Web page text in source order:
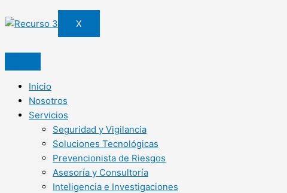
X
Inicio
Nosotros
Servicios
Seguridad y Vigilancia
Soluciones Tecnológicas
Prevencionista de Riesgos
Asesoría y Consultoría
Inteligencia e Investigaciones